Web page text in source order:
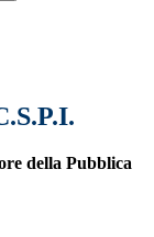
della Pubblica